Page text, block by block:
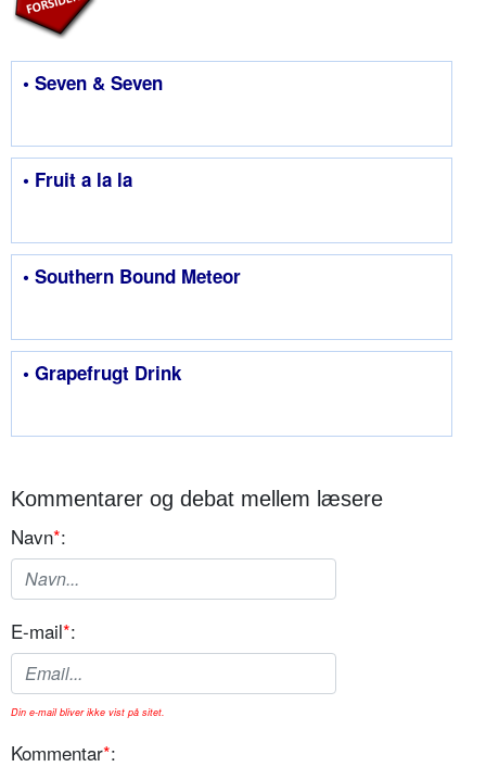
• Seven & Seven
• Fruit a la la
• Southern Bound Meteor
• Grapefrugt Drink
Kommentarer og debat mellem læsere
Navn*:
E-mail*:
Din e-mail bliver ikke vist på sitet.
Kommentar*: